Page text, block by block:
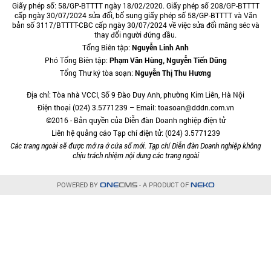
Giấy phép số: 58/GP-BTTTT ngày 18/02/2020. Giấy phép số 208/GP-BTTTT
cấp ngày 30/07/2024 sửa đổi, bổ sung giấy phép số 58/GP-BTTTT và Văn
bản số 3117/BTTTT-CBC cấp ngày 30/07/2024 về việc sửa đổi măng séc và
thay đổi người đứng đầu.
Tổng Biên tập:Nguyễn Linh Anh
Phó Tổng Biên tập:Phạm Văn Hùng, Nguyễn Tiến Dũng
Tổng Thư ký tòa soạn:Nguyễn Thị Thu Hương
Địa chỉ: Tòa nhà VCCI, Số 9 Đào Duy Anh, phường Kim Liên, Hà Nội
Điện thoại (024) 3.5771239 – Email: toasoan@dddn.com.vn
©2016 - Bản quyền của Diễn đàn Doanh nghiệp điện tử
Liên hệ quảng cáo Tạp chí điện tử: (024) 3.5771239
Các trang ngoài sẽ được mở ra ở cửa sổ mới. Tạp chí Diễn đàn Doanh nghiệp không
chịu trách nhiệm nội dung các trang ngoài
POWERED BY ONECMS- A PRODUCT OF NEKO